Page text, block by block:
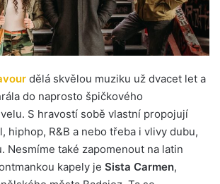
dělá skvělou muziku už dvacet let a
do naprosto špičkového
S hravostí sobě vlastní propojují
hiphop, R&B a nebo třeba i vlivy dubu,
Nesmíme také zapomenout na latin
kapely je Sista Carmen,